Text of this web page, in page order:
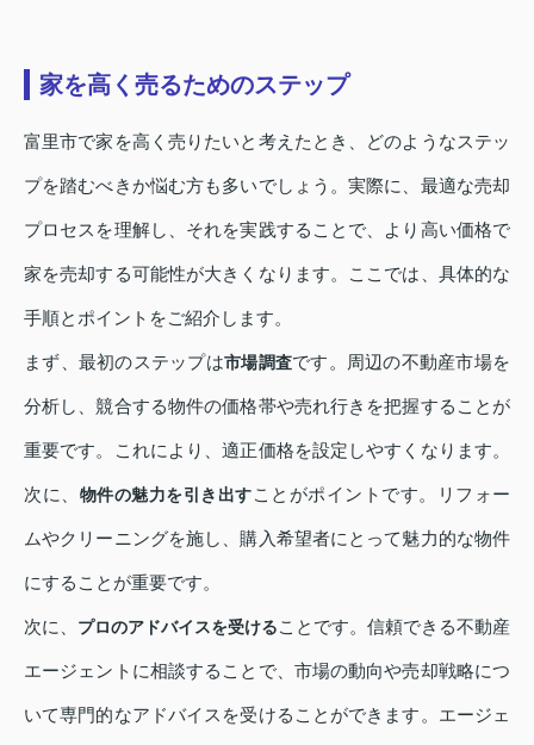
家を高く売るためのステップ
富里市で家を高く売りたいと考えたとき、どのようなステッ
プを踏むべきか悩む方も多いでしょう。実際に、最適な売却
プロセスを理解し、それを実践することで、より高い価格で
家を売却する可能性が大きくなります。ここでは、具体的な
手順とポイントをご紹介します。
まず、最初のステップは市場調査です。周辺の不動産市場を
分析し、競合する物件の価格帯や売れ行きを把握することが
重要です。これにより、適正価格を設定しやすくなります。
次に、 物件の魅力を引き出すことがポイントです。リフォー
ムやクリーニングを施し、購入希望者にとって魅力的な物件
にすることが重要です。
次に、 プロのアドバイスを受けることです。信頼できる不動産
エージェントに相談することで、市場の動向や売却戦略につ
いて専門的なアドバイスを受けることができます。エージェ